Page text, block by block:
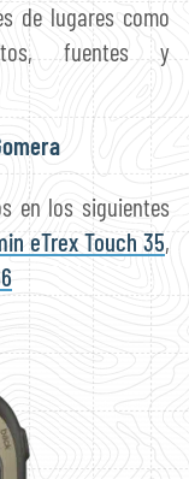
de lugares como
fuentes y
en los siguientes
eTrex Touch 35,